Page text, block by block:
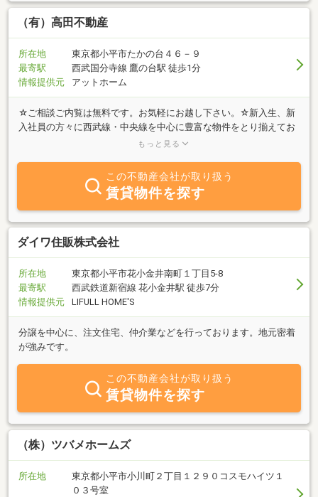
鮮な物件情報をご用意しまして、お客様のご来店心よりお待ちして
おります。
（有）高田不動産
所在地
東京都小平市たかの台４６－９
最寄駅
西武国分寺線 鷹の台駅 徒歩1分
情報提供元
アットホーム
☆ご相談ご内覧は無料です。お気軽にお越し下さい。☆新入生、新
入社員の方々に西武線・中央線を中心に豊富な物件をとり揃えてお
待ちしております。 住まい探しは、鷹の台駅前の「高田不動産」
もっと見る
この不動産会社が取り扱う
賃貸物件を探す
ダイワ住販株式会社
所在地
東京都小平市花小金井南町１丁目5-8
最寄駅
西武鉄道新宿線 花小金井駅 徒歩7分
情報提供元
LIFULL HOME'S
分譲を中心に、注文住宅、仲介業などを行っております。地元密着
が強みです。
この不動産会社が取り扱う
賃貸物件を探す
（株）ツバメホームズ
所在地
東京都小平市小川町２丁目１２９０コスモハイツ１
０３号室